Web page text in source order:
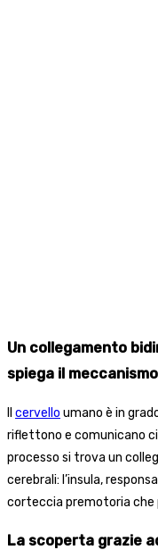
Un collegamento
spiega il meccanismo
cervello umano è in
riflettono e comunicano
processo si trova un
cerebrali: l’insula,
corteccia premotoria che
La scoperta grazie